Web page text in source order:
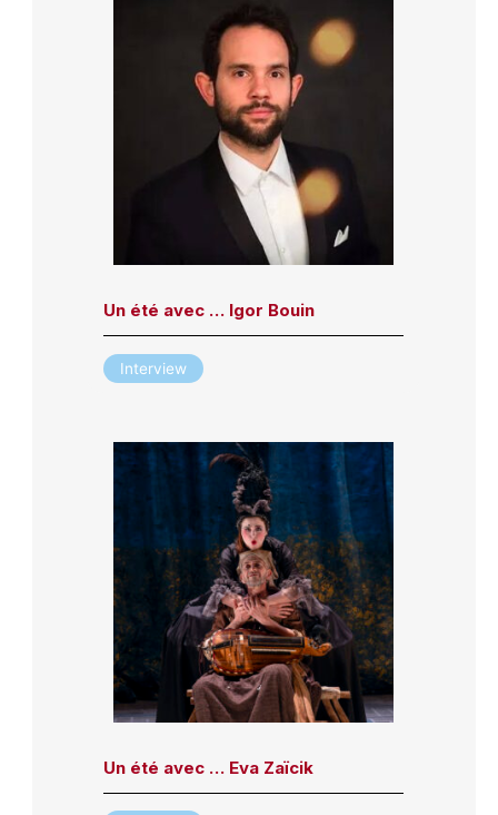
Un été avec … Igor Bouin
Interview
Un été avec … Eva Zaïcik